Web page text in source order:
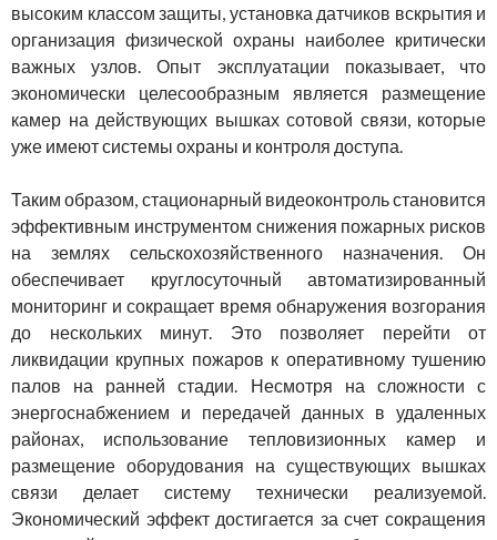
высоким классом защиты, установка датчиков вскрытия и
организация физической охраны наиболее критически
важных узлов. Опыт эксплуатации показывает, что
экономически целесообразным является размещение
камер на действующих вышках сотовой связи, которые
уже имеют системы охраны и контроля доступа.
Таким образом, стационарный видеоконтроль становится
эффективным инструментом снижения пожарных рисков
на землях сельскохозяйственного назначения. Он
обеспечивает круглосуточный автоматизированный
мониторинг и сокращает время обнаружения возгорания
до нескольких минут. Это позволяет перейти от
ликвидации крупных пожаров к оперативному тушению
палов на ранней стадии. Несмотря на сложности с
энергоснабжением и передачей данных в удаленных
районах, использование тепловизионных камер и
размещение оборудования на существующих вышках
связи делает систему технически реализуемой.
Экономический эффект достигается за счет сокращения